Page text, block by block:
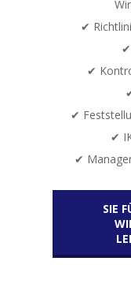
✔
✔
✔
✔
✔
SIE